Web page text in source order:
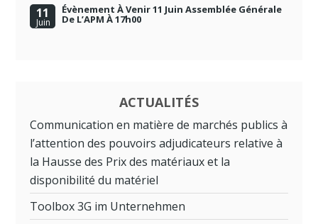
11
Juin
Évènement À Venir 11 Juin Assemblée Générale
De L’APM À 17h00
ACTUALITÉS
Communication en matière de marchés publics à
l’attention des pouvoirs adjudicateurs relative à
la Hausse des Prix des matériaux et la
disponibilité du matériel
Toolbox 3G im Unternehmen